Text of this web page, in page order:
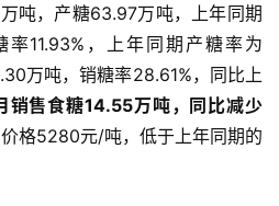
吨，产糖63.97万吨，上年同期
11.93%，上年同期产糖率为
万吨，销糖率28.61%，同比上
销售食糖14.55万吨，同比减少
格5280元/吨，低于上年同期的